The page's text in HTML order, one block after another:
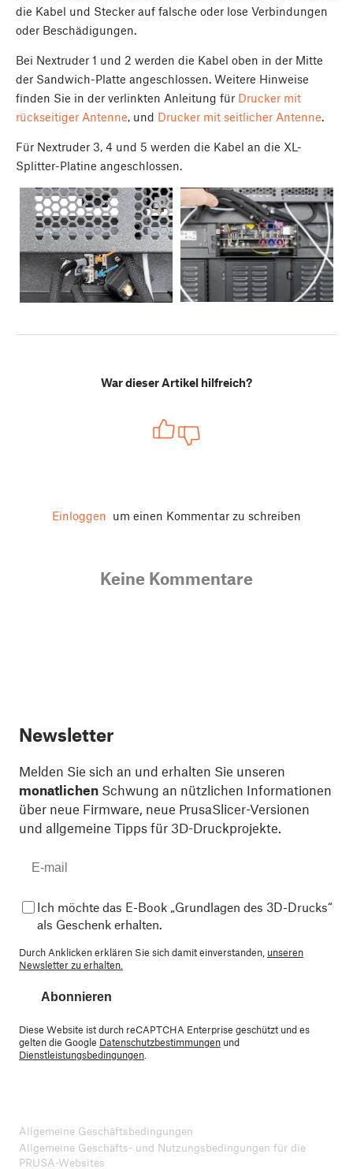
die Kabel und Stecker auf falsche oder lose Verbindungen
oder Beschädigungen.
Bei Nextruder 1 und 2 werden die Kabel oben in der Mitte
der Sandwich-Platte angeschlossen. Weitere Hinweise
finden Sie in der verlinkten Anleitung für Drucker mit
rückseitiger Antenne, und Drucker mit seitlicher Antenne.
Für Nextruder 3, 4 und 5 werden die Kabel an die XL-
Splitter-Platine angeschlossen.
War dieser Artikel hilfreich?
Einloggen um einen Kommentar zu schreiben
Keine Kommentare
Newsletter
Melden Sie sich an und erhalten Sie unseren
monatlichen Schwung an nützlichen Informationen
über neue Firmware, neue PrusaSlicer-Versionen
und allgemeine Tipps für 3D-Druckprojekte.
Ich möchte das E-Book „Grundlagen des 3D-Drucks“
als Geschenk erhalten.
Durch Anklicken erklären Sie sich damit einverstanden, unseren
Newsletter zu erhalten.
Abonnieren
Diese Website ist durch reCAPTCHA Enterprise geschützt und es
gelten die Google Datenschutzbestimmungen und
Dienstleistungsbedingungen
Allgemeine Geschäftsbedingungen
Allgemeine Geschäfts- und Nutzungsbedingungen für die
PRUSA-Websites